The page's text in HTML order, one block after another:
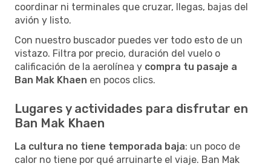
coordinar ni terminales que cruzar, llegas, bajas del
avión y listo.
Con nuestro buscador puedes ver todo esto de un
vistazo. Filtra por precio, duración del vuelo o
calificación de la aerolínea y compra tu pasaje a
Ban Mak Khaen en pocos clics.
Lugares y actividades para disfrutar en
Ban Mak Khaen
La cultura no tiene temporada baja: un poco de
calor no tiene por qué arruinarte el viaje. Ban Mak